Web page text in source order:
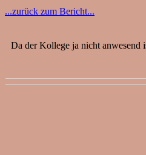
...zurück zum Bericht...
Da der Kollege ja nicht anwesend